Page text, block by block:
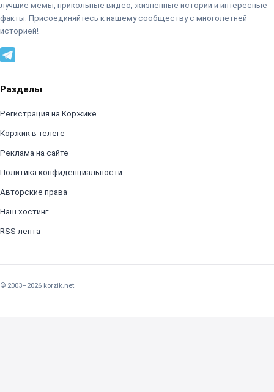
лучшие мемы, прикольные видео, жизненные истории и интересные
факты. Присоединяйтесь к нашему сообществу с многолетней
историей!
Разделы
Регистрация на Коржике
Коржик в телеге
Реклама на сайте
Политика конфиденциальности
Авторские права
Наш хостинг
RSS лента
© 2003–2026 korzik.net